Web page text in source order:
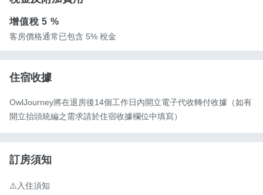
增值稅5 %
客房價格通常已包含 5% 稅金
住宿收據
OwlJourney將在退房後14個工作日內開立電子代收轉付收據（如有
開立抬頭統編之需求請於住宿收據欄位中填寫）
訂房須知
⚠️入住須知